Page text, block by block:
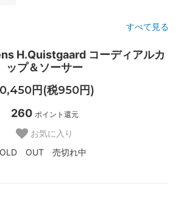
すべて見る
H.Quistgaard コーディアルカ
ップ＆ソーサー
円(税950円)
260 ポイント還元
お気に入り
OUT 売切れ中